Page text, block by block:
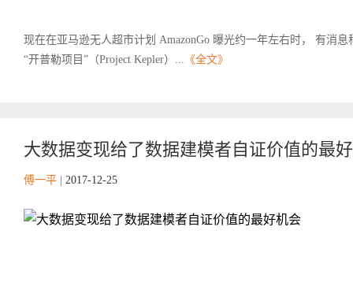
现在在亚马逊无人超市计划 AmazonGo 曝光约一年左右时， 有消
“开普勒项目”（Project Kepler）... 《全文》
大数据变现给了数据建模者自证价值的最
傅一平 2017-12-25